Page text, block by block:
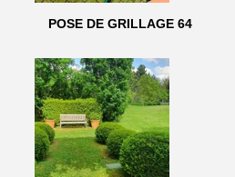
POSE DE GRILLAGE 64